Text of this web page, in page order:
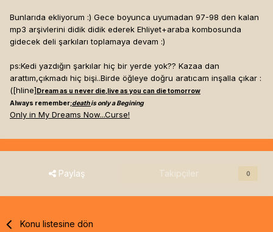
Bunlarıda ekliyorum :) Gece boyunca uyumadan 97-98 den kalan
mp3 arşivlerini didik didik ederek Ehliyet+araba kombosunda
gidecek deli şarkıları toplamaya devam :)
ps:Kedi yazdığın şarkılar hiç bir yerde yok?? Kazaa dan
arattım,çıkmadı hiç bişi..Birde öğleye doğru aratıcam inşalla çıkar :
([hline] Dream as u never die,live as you can die tomorrow
Always remember;deathis only a Begining
Only in My Dreams Now...Curse!
Paylaş Takipçiler 0
Konu listesine dön